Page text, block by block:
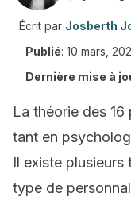
Écrit par Josberth
Publié: 10 mars,
Dernière mise à
La théorie des
tant en
Il existe
type de